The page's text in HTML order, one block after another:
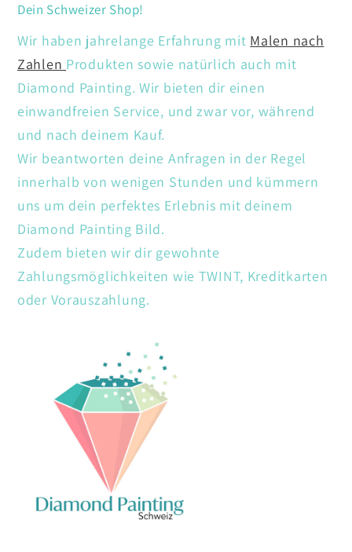
Dein Schweizer Shop!
Wir haben jahrelange Erfahrung mit Malen nach
Zahlen Produkten sowie natürlich auch mit
Diamond Painting. Wir bieten dir einen
einwandfreien Service, und zwar vor, während
und nach deinem Kauf.
Wir beantworten deine Anfragen in der Regel
innerhalb von wenigen Stunden und kümmern
uns um dein perfektes Erlebnis mit deinem
Diamond Painting Bild.
Zudem bieten wir dir gewohnte
Zahlungsmöglichkeiten wie TWINT, Kreditkarten
oder Vorauszahlung.